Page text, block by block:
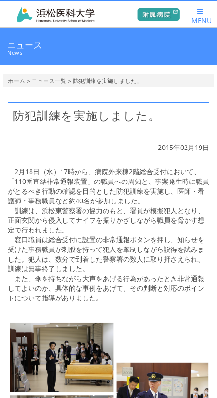
MENU
ニュース
News
ホーム > ニュース一覧> 防犯訓練を実施しました。
防犯訓練を実施しました。
2015年02月19日
2月18日（水）17時から、病院外来棟2階総合受付において、
「110番直結非常通報装置」の職員への周知と、事案発生時に職員
がとるべき行動の確認を目的とした防犯訓練を実施し、医師・看
護師・事務職員など約40名が参加しました。
訓練は、浜松東警察署の協力のもと、署員が模擬犯人となり、
正面玄関から侵入してナイフを振りかざしながら職員を脅かす想
定で行われました。
窓口職員は総合受付に設置の非常通報ボタンを押し、知らせを
受けた事務職員が刺股を持って犯人を牽制しながら説得を試みま
した。犯人は、数分で到着した警察署の数人に取り押さえられ、
訓練は無事終了しました。
また、傘を持ちながら大声をあげる行為があったとき非常通報
してよいのか、具体的な事例をあげて、その判断と対応のポイン
トについて指導がありました。